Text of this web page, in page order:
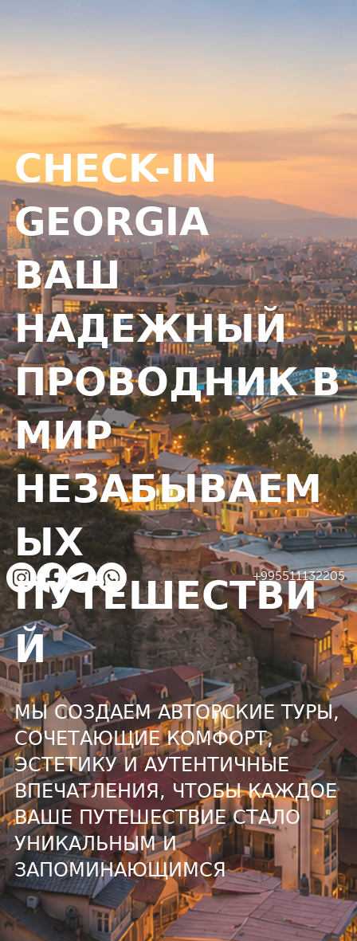
CHECK-IN
GEORGIA
ВАШ
НАДЕЖНЫЙ
ПРОВОДНИК В
МИР
НЕЗАБЫВАЕМ
ЫХ
ПУТЕШЕСТВИ
Й
МЫ СОЗДАЕМ АВТОРСКИЕ ТУРЫ,
СОЧЕТАЮЩИЕ КОМФОРТ,
ЭСТЕТИКУ И АУТЕНТИЧНЫЕ
ВПЕЧАТЛЕНИЯ, ЧТОБЫ КАЖДОЕ
ВАШЕ ПУТЕШЕСТВИЕ СТАЛО
УНИКАЛЬНЫМ И
ЗАПОМИНАЮЩИМСЯ
+995511132205